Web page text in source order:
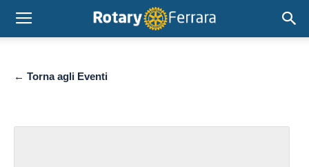
← Torna agli Eventi